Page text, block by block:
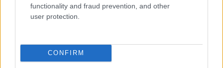
functionality and fraud prevention, and other
user protection.
CONFIRM
Karbantartás miatt áramszünet várható 2019. április 4-én 9-tól
várhatóan 14 óráig Felső-Csámpa területén.